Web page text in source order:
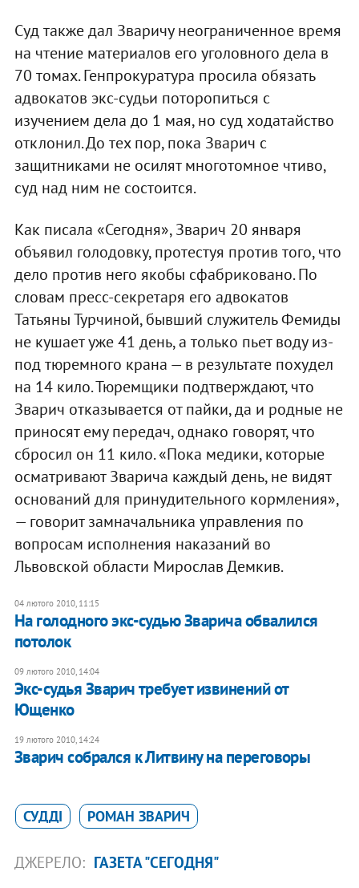
Суд также дал Зваричу неограниченное время
на чтение материалов его уголовного дела в
70 томах. Генпрокуратура просила обязать
адвокатов экс-судьи поторопиться с
изучением дела до 1 мая, но суд ходатайство
отклонил. До тех пор, пока Зварич с
защитниками не осилят многотомное чтиво,
суд над ним не состоится.
Как писала «Сегодня», Зварич 20 января
объявил голодовку, протестуя против того, что
дело против него якобы сфабриковано. По
словам пресс-секретаря его адвокатов
Татьяны Турчиной, бывший служитель Фемиды
не кушает уже 41 день, а только пьет воду из-
под тюремного крана — в результате похудел
на 14 кило. Тюремщики подтверждают, что
Зварич отказывается от пайки, да и родные не
приносят ему передач, однако говорят, что
сбросил он 11 кило. «Пока медики, которые
осматривают Зварича каждый день, не видят
оснований для принудительного кормления»,
— говорит замначальника управления по
вопросам исполнения наказаний во
Львовской области Мирослав Демкив.
04 лютого 2010, 11:15
На голодного экс-судью Зварича обвалился
потолок
09 лютого 2010, 14:04
Экс-судья Зварич требует извинений от
Ющенко
19 лютого 2010, 14:24
Зварич собрался к Литвину на переговоры
СУДДІ РОМАН ЗВАРИЧ
ДЖЕРЕЛО: ГАЗЕТА "СЕГОДНЯ"